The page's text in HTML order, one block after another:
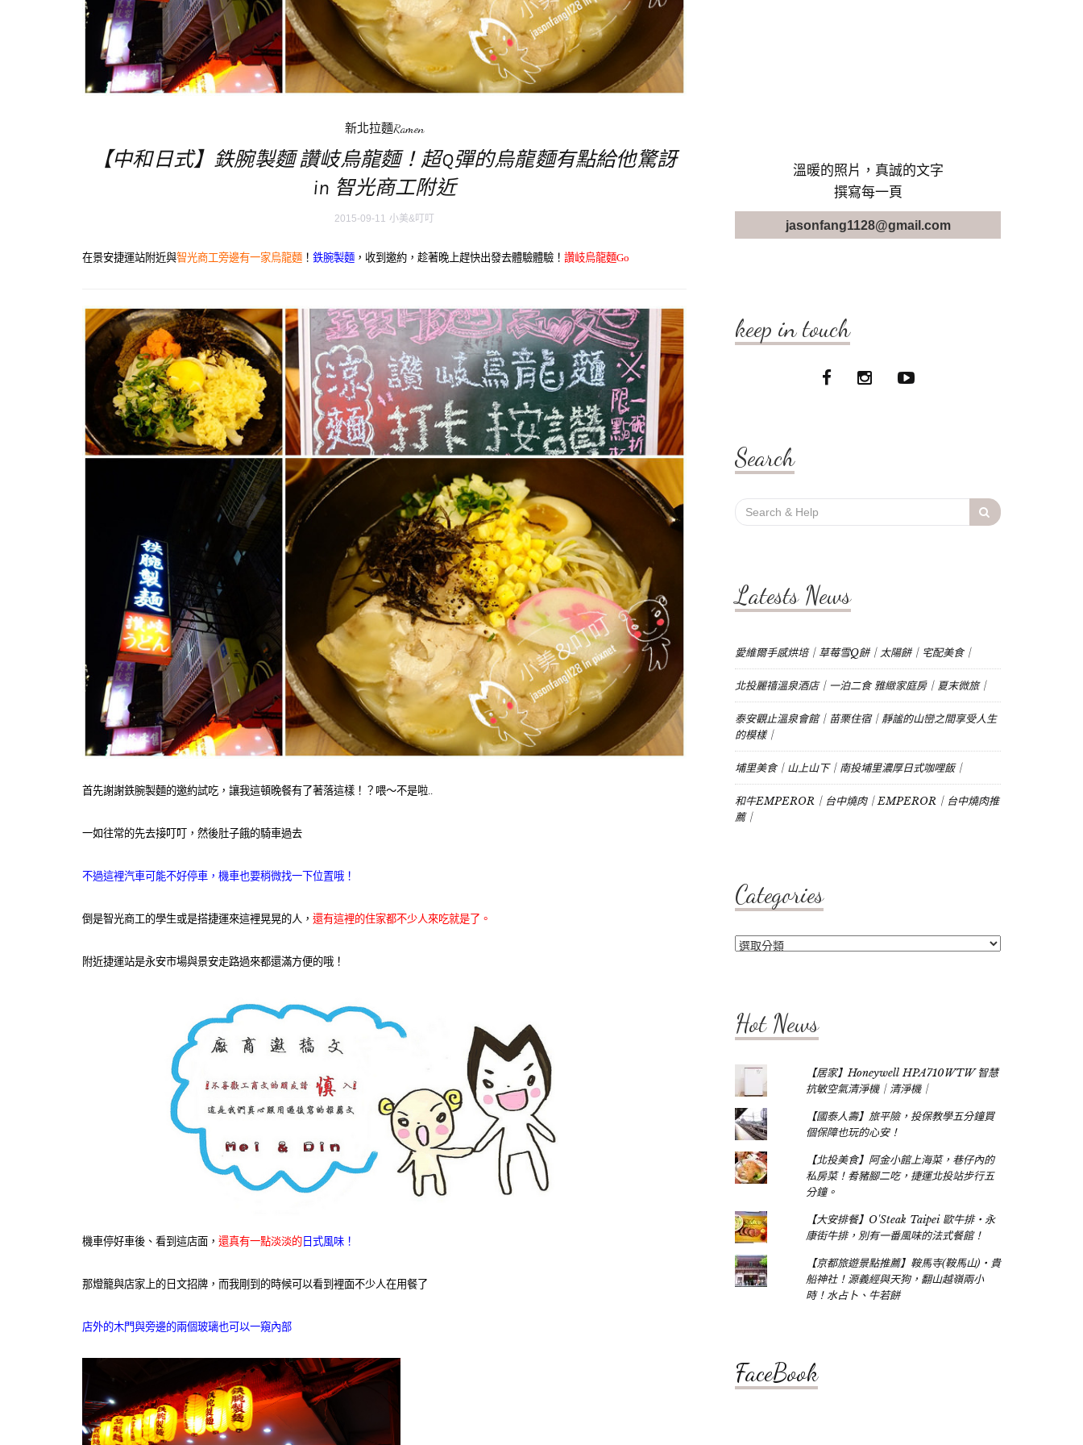
新北拉麵Ramen
【中和日式】鉄腕製麵 讚岐烏龍麵！超Q彈的烏龍麵有點給他驚訝
in 智光商工附近
2015-09-11 小美&叮叮
在景安捷運站附近與智光商工旁邊有一家烏龍麵 ！ 鉄腕製麵 ，收到邀約，趁著晚上趕快出發去體驗體驗！ 讚岐烏龍麵Go
首先謝謝鉄腕製麵的邀約試吃，讓我這頓晚餐有了著落這樣！？喂～不是啦..
一如往常的先去接叮叮，然後肚子餓的騎車過去
不過這裡汽車可能不好停車，機車也要稍微找一下位置哦！
倒是智光商工的學生或是搭捷運來這裡晃晃的人， 還有這裡的住家都不少人來吃就是了。
附近捷運站是永安市場與景安走路過來都還滿方便的哦！
機車停好車後、看到這店面， 還真有一點淡淡的 日式風味！
那燈籠與店家上的日文招牌，而我剛到的時候可以看到裡面不少人在用餐了
店外的木門與旁邊的兩個玻璃也可以一窺內部
溫暖的照片，真誠的文字
撰寫每一頁
jasonfang1128@gmail.com
keep in touch
Search
Search
for:
Latests News
愛維爾手感烘培｜草莓雪Q餅｜太陽餅｜宅配美食｜
北投麗禧溫泉酒店｜一泊二食 雅緻家庭房｜夏末微旅｜
泰安觀止溫泉會館｜苗栗住宿｜靜謐的山巒之間享受人生
的模樣｜
埔里美食｜山上山下｜南投埔里濃厚日式咖哩飯｜
和牛EMPEROR｜台中燒肉｜EMPEROR｜台中燒肉推
薦｜
Categories
Categories
Hot News
【居家】Honeywell HPA710WTW 智慧
抗敏空氣清淨機｜清淨機｜
【國泰人壽】旅平險，投保教學五分鐘買
個保障也玩的心安！
【北投美食】阿金小館上海菜，巷仔內的
私房菜！肴豬腳二吃，捷運北投站步行五
分鐘。
【大安排餐】O'Steak Taipei 歐牛排‧永
康街牛排，別有一番風味的法式餐館！
【京都旅遊景點推薦】鞍馬寺(鞍馬山)‧貴
船神社！源義經與天狗，翻山越嶺兩小
時！水占卜、牛若餅
FaceBook